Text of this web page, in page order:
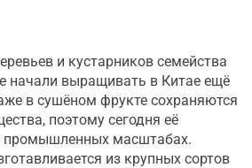
и кустарников семейства
начали выращивать в Китае ещё
в сушёном фрукте сохраняются
поэтому сегодня её
промышленных масштабах.
из крупных сортов